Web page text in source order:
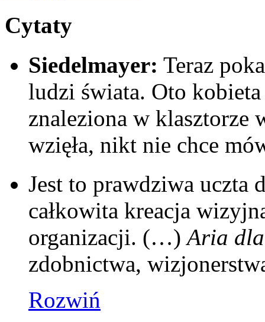
Cytaty
Siedelmayer: Teraz
ludzi świata. Oto
znaleziona w klasztorze
wzięła, nikt nie chce
Jest to prawdziwa uczta
całkowita kreacja
organizacji. (…)Aria
zdobnictwa,
Rozwiń